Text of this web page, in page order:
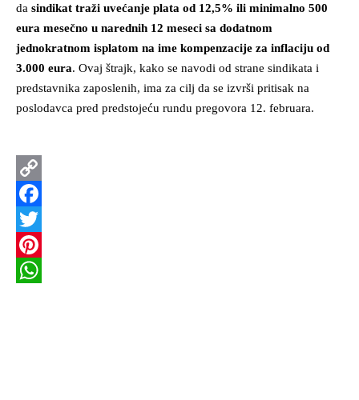
da sindikat traži uvećanje plata od 12,5% ili minimalno 500
eura mesečno u narednih 12 meseci sa dodatnom
jednokratnom isplatom na ime kompenzacije za inflaciju od
3.000 eura. Ovaj štrajk, kako se navodi od strane sindikata i
predstavnika zaposlenih, ima za cilj da se izvrši pritisak na
poslodavca pred predstojeću rundu pregovora 12. februara.
Copy
Link
Facebook
Twitter
Pinterest